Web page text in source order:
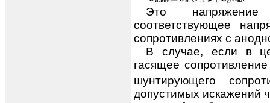
Это
соответствующее
сопротивлениях с
В случае, если в
гасящее сопротивление
шунтирующего
допустимых искажений